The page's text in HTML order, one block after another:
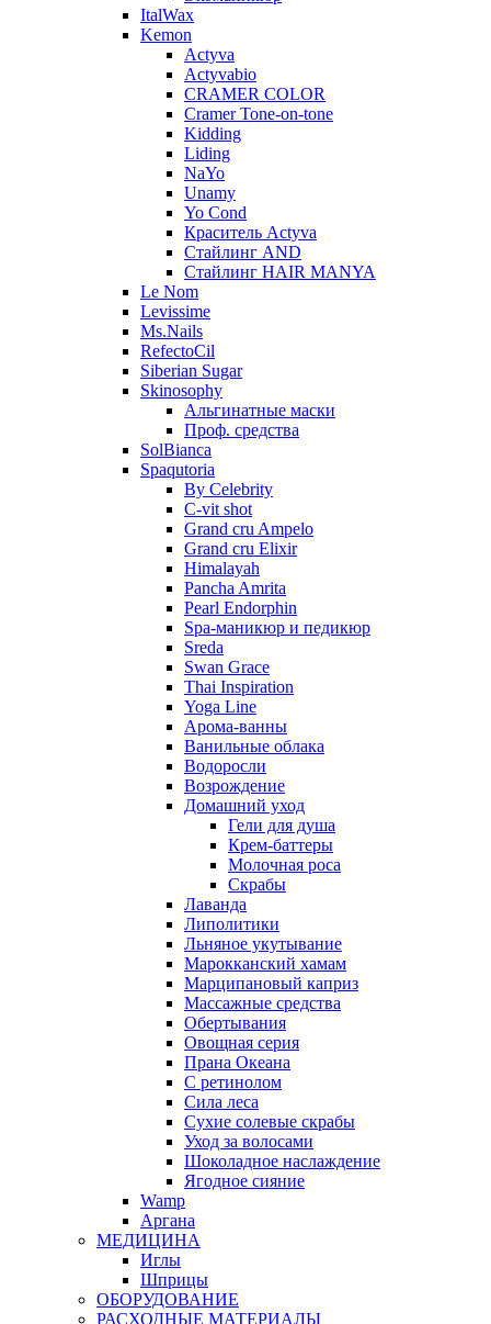
ItalWax
Kemon
Actyva
Actyvabio
CRAMER COLOR
Cramer Tone-on-tone
Kidding
Liding
NaYo
Unamy
Yo Cond
Краситель Actyva
Стайлинг AND
Стайлинг HAIR MANYA
Le Nom
Levissime
Ms.Nails
RefectoCil
Siberian Sugar
Skinosophy
Альгинатные маски
Проф. средства
SolBianca
Spaqutoria
By Celebrity
C-vit shot
Grand cru Ampelo
Grand сru Elixir
Himalayah
Pancha Amrita
Pearl Endorphin
Spa-маникюр и педикюр
Sreda
Swan Grace
Thai Inspiration
Yoga Line
Арома-ванны
Ванильные облака
Водоросли
Возрождение
Домашний уход
Гели для душа
Крем-баттеры
Молочная роса
Скрабы
Лаванда
Липолитики
Льняное укутывание
Марокканский хамам
Марципановый каприз
Массажные средства
Обертывания
Овощная серия
Прана Океана
С ретинолом
Сила леса
Сухие солевые скрабы
Уход за волосами
Шоколадное наслаждение
Ягодное сияние
Wamp
Аргана
МЕДИЦИНА
Иглы
Шприцы
ОБОРУДОВАНИЕ
РАСХОДНЫЕ МАТЕРИАЛЫ